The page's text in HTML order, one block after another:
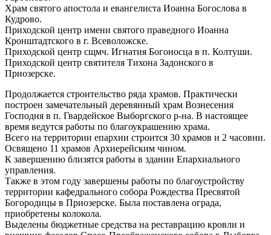
Храм святого апостола и евангелиста Иоанна Богослова в
Кудрово.
Приходской центр имени святого праведного Иоанна
Кронштадтского в г. Всеволожске.
Приходской центр сщмч. Игнатия Богоносца в п. Колтуши.
Приходской центр святителя Тихона Задонского в
Приозерске.
Продолжается строительство ряда храмов. Практически
построен замечательный деревянный храм Вознесения
Господня в п. Гвардейское Выборгского р-на. В настоящее
время ведутся работы по благоукрашению храма.
Всего на территории епархии строится 30 храмов и 2 часовни.
Освящено 11 храмов Архиерейским чином.
К завершению близятся работы в здании Епархиального
управления.
Также в этом году завершены работы по благоустройству
территории кафедрального собора Рождества Пресвятой
Богородицы в Приозерске. Была поставлена ограда,
приобретены колокола.
Выделены бюджетные средства на реставрацию кровли и